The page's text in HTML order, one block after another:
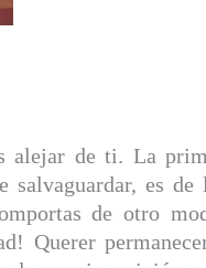
alejar de ti. La
salvaguardar, es
de otro
Querer